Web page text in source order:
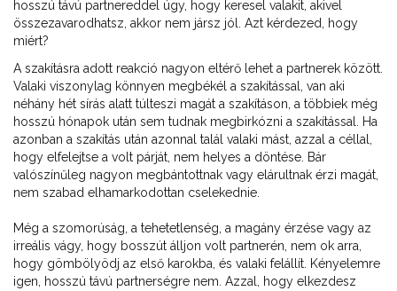
hosszú távú partnereddel úgy, hogy keresel valakit, akivel
összezavarodhatsz, akkor nem jársz jól. Azt kérdezed, hogy
miért?
A szakításra adott reakció nagyon eltérő lehet a partnerek között.
Valaki viszonylag könnyen megbékél a szakítással, van aki
néhány hét sírás alatt túlteszi magát a szakításon, a többiek még
hosszú hónapok után sem tudnak megbirkózni a szakítással. Ha
azonban a szakítás után azonnal talál valaki mást, azzal a céllal,
hogy elfelejtse a volt párját, nem helyes a döntése. Bár
valószínűleg nagyon megbántottnak vagy elárultnak érzi magát,
nem szabad elhamarkodottan cselekednie.
Még a szomorúság, a tehetetlenség, a magány érzése vagy az
irreális vágy, hogy bosszút álljon volt partnerén, nem ok arra,
hogy gömbölyödj az első karokba, és valaki felállít. Kényelemre
igen, hosszú távú partnerségre nem. Azzal, hogy elkezdesz